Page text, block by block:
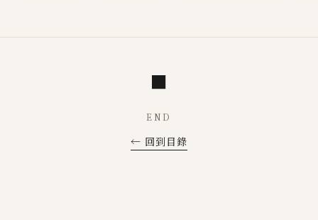
END
← 回到目錄